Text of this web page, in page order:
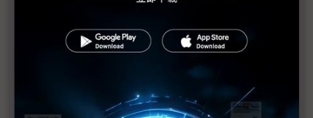
見即時樣本
科技1分鐘：AI助理Moltbot